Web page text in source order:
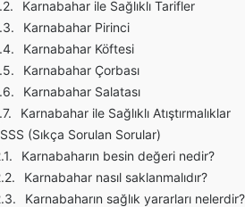
Karnabahar ile Sağlıklı Tarifler
Karnabahar Pirinci
Karnabahar Köftesi
Karnabahar Çorbası
Karnabahar Salatası
Karnabahar ile Sağlıklı Atıştırmalıklar
SSS (Sıkça Sorulan Sorular)
Karnabaharın besin değeri nedir?
Karnabahar nasıl saklanmalıdır?
Karnabaharın sağlık yararları nelerdir?